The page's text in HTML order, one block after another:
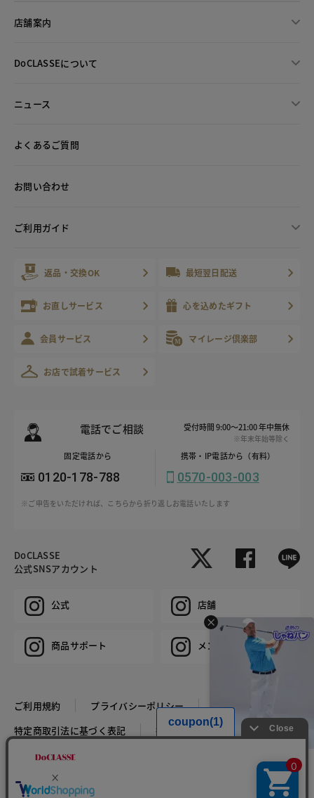
遮熱ドライストレッチ3Dゴ
CM放映特別価格￥9,000(税
店舗案内
DoCLASSEについて
ニュース
よくあるご質問
お問い合わせ
ご利用ガイド
返品・交換OK 最短翌日配送
お直しサービス 心を込めたギフト
会員サービス マイレージ倶楽部
お店で試着サービス
電話でご相談 受付時間 9:00～21:00 年中無休
※年末年始等除く
固定電話から
0120-178-788
携帯・IP電話から（有料）
0570-003-003
※ご申告をいただければ、こちらから折り返しお電話いたします
DoCLASSE
公式SNSアカウント
公式 店舗
商品サポート メンズ
ご利用規約
プライバシーポリシー
特定商取引法に基づく表記
推奨環境 企業情報
COPYRIGHT © DoCLASSE ALL RIGHTS RESERVED.